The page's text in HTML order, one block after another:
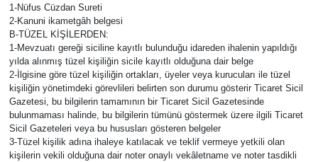
1-Nüfus Cüzdan Sureti
2-Kanuni ikametgâh belgesi
B-TÜZEL KİŞİLERDEN:
1-Mevzuatı gereği siciline kayıtlı bulunduğu idareden ihalenin yapıldığı
yılda alınmış tüzel kişiliğin sicile kayıtlı olduğuna dair belge
2-İlgisine göre tüzel kişiliğin ortakları, üyeler veya kurucuları ile tüzel
kişiliğin yönetimdeki görevlileri belirten son durumu gösterir Ticaret Sicil
Gazetesi, bu bilgilerin tamamının bir Ticaret Sicil Gazetesinde
bulunmaması halinde, bu bilgilerin tümünü göstermek üzere ilgili Ticaret
Sicil Gazeteleri veya bu hususları gösteren belgeler
3-Tüzel kişilik adına ihaleye katılacak ve teklif vermeye yetkili olan
kişilerin vekili olduğuna dair noter onaylı vekâletname ve noter tasdikli